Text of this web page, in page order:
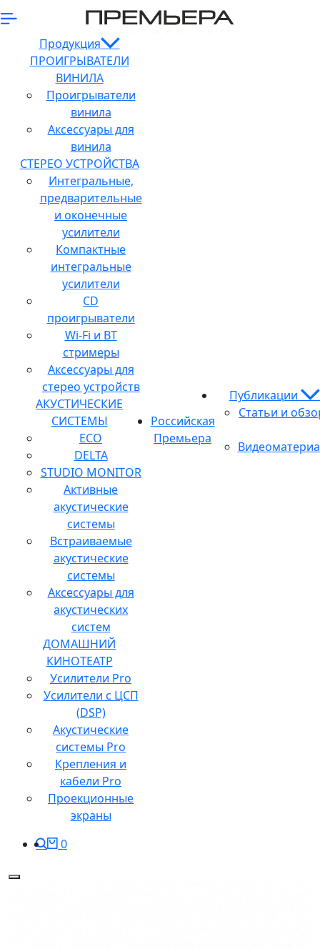
Продукция
ПРОИГРЫВАТЕЛИ
ВИНИЛА
Проигрыватели
винила
Аксессуары для
винила
СТЕРЕО УСТРОЙСТВА
Интегральные,
предварительные
и оконечные
усилители
Компактные
интегральные
усилители
CD
проигрыватели
Wi-Fi и BT
стримеры
Аксессуары для
стерео устройств
АКУСТИЧЕСКИЕ
СИСТЕМЫ
ECO
DELTA
STUDIO MONITOR
Активные
акустические
системы
Встраиваемые
акустические
системы
Аксессуары для
акустических
систем
ДОМАШНИЙ
КИНОТЕАТР
Усилители Pro
Усилители с ЦСП
(DSP)
Акустические
системы Pro
Крепления и
кабели Pro
Проекционные
экраны
Российская
Премьера
Публикации
Статьи и
0